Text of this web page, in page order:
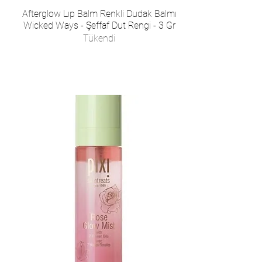
Afterglow Lıp Balm Renkli Dudak Balmı
Wicked Ways - Şeffaf Dut Rengi - 3 Gr
Tükendi